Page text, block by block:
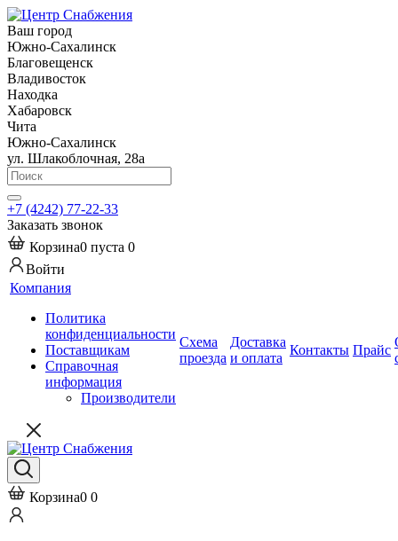
Ваш город
Южно-Сахалинск
Благовещенск
Владивосток
Находка
Хабаровск
Чита
Южно-Сахалинск
ул. Шлакоблочная, 28а
+7 (4242) 77-22-33
Заказать звонок
Корзина0 пуста 0
Войти
Компания
Политика
конфиденциальности
Поставщикам
Справочная
информация
Производители
Схема
проезда
Доставка
и оплата
Контакты Прайс
Корзина0 0